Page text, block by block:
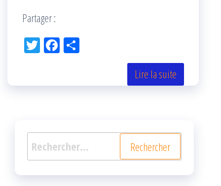
Partager :
Tw Fac
k r
Lire la suite
Rechercher :